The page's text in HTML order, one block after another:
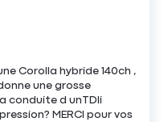
Corolla hybride 140ch ,
une grosse
conduite d unTDIi
MERCI pour vos